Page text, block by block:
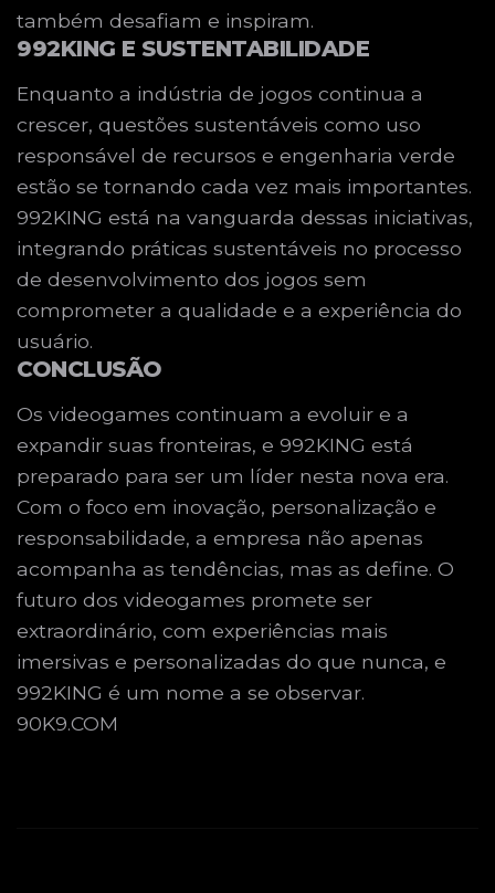
também desafiam e inspiram.
992KING E SUSTENTABILIDADE
Enquanto a indústria de jogos continua a
crescer, questões sustentáveis como uso
responsável de recursos e engenharia verde
estão se tornando cada vez mais importantes.
992KING está na vanguarda dessas iniciativas,
integrando práticas sustentáveis no processo
de desenvolvimento dos jogos sem
comprometer a qualidade e a experiência do
usuário.
CONCLUSÃO
Os videogames continuam a evoluir e a
expandir suas fronteiras, e 992KING está
preparado para ser um líder nesta nova era.
Com o foco em inovação, personalização e
responsabilidade, a empresa não apenas
acompanha as tendências, mas as define. O
futuro dos videogames promete ser
extraordinário, com experiências mais
imersivas e personalizadas do que nunca, e
992KING é um nome a se observar.
90K9.COM